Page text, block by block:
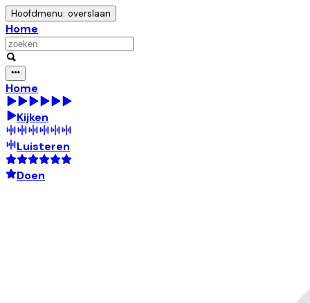
Hoofdmenu: overslaan
Home
Home
Kijken
Luisteren
Doen